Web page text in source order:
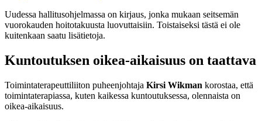
Uudessa hallitusohjelmassa on kirjaus, jonka mukaan seitsemän
vuorokauden hoitotakuusta luovuttaisiin. Toistaiseksi tästä ei ole
kuitenkaan saatu lisätietoja.
Kuntoutuksen oikea-aikaisuus on taattava
Toimintaterapeuttiliiton puheenjohtaja Kirsi Wikman korostaa, että
toimintaterapiassa, kuten kaikessa kuntoutuksessa, olennaista on
oikea-aikaisuus.